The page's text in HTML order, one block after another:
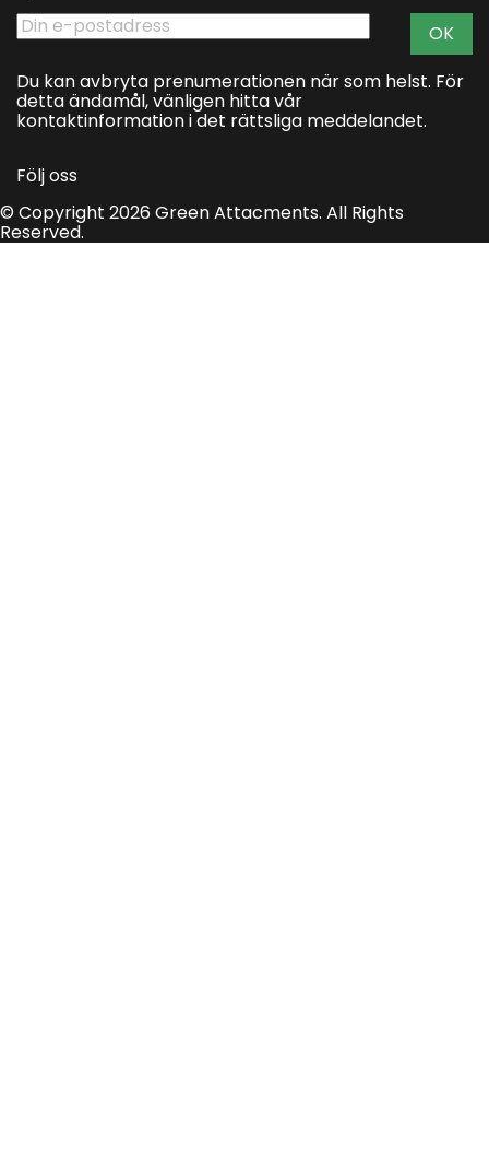
Du kan avbryta prenumerationen när som helst. För
detta ändamål, vänligen hitta vår
kontaktinformation i det rättsliga meddelandet.
Följ oss
© Copyright 2026 Green Attacments. All Rights
Reserved.